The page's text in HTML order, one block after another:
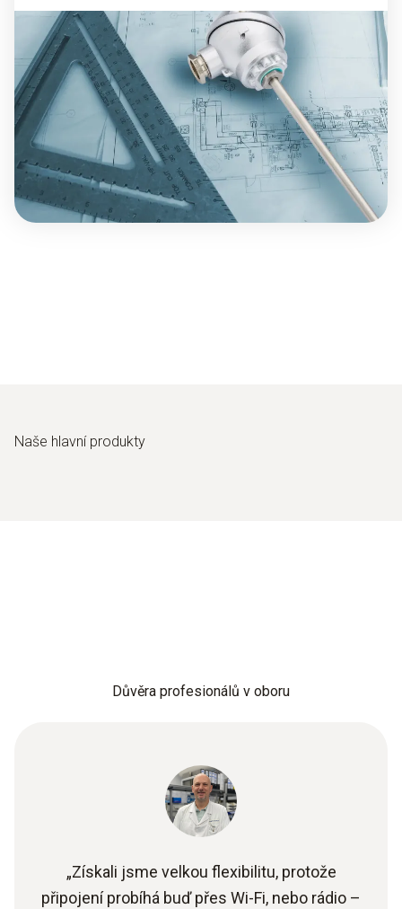
Naše hlavní produkty
Důvěra profesionálů v oboru
„Získali jsme velkou flexibilitu, protože
připojení probíhá buď přes Wi-Fi, nebo rádio –